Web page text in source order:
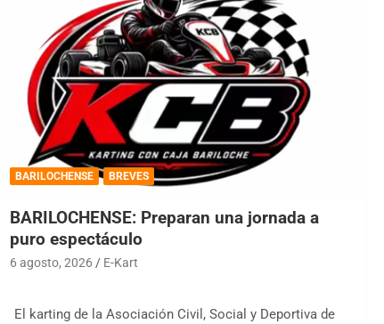
BARILOCHENSE BREVES
BARILOCHENSE: Preparan una jornada a
puro espectáculo
6 agosto, 2026 E-Kart
El karting de la Asociación Civil, Social y Deportiva de